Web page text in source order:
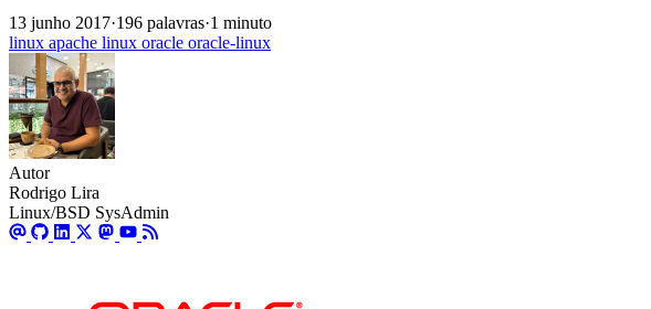
13 junho 2017·196 palavras·1 minuto
linux apache linux oracle oracle-linux
Autor
Rodrigo Lira
Linux/BSD SysAdmin